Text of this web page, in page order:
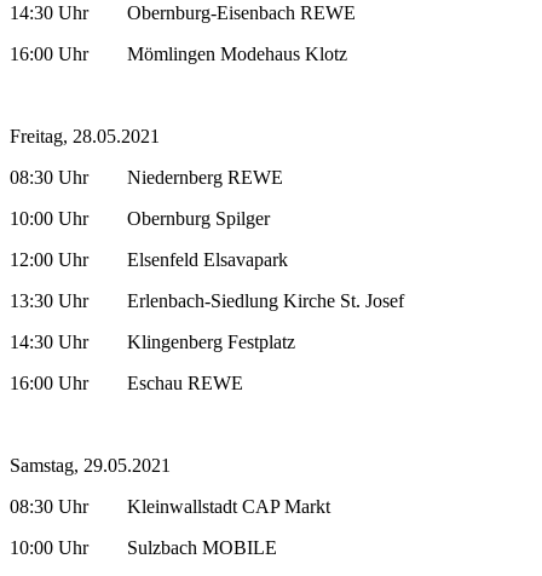
14:30 Uhr Obernburg-Eisenbach REWE
16:00 Uhr Mömlingen Modehaus Klotz
Freitag, 28.05.2021
08:30 Uhr Niedernberg REWE
10:00 Uhr Obernburg Spilger
12:00 Uhr Elsenfeld Elsavapark
13:30 Uhr Erlenbach-Siedlung Kirche St. Josef
14:30 Uhr Klingenberg Festplatz
16:00 Uhr Eschau REWE
Samstag, 29.05.2021
08:30 Uhr Kleinwallstadt CAP Markt
10:00 Uhr Sulzbach MOBILE